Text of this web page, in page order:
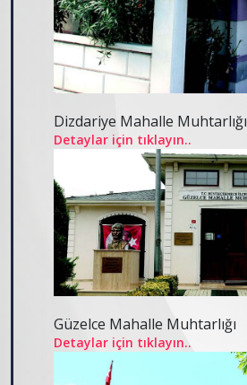
Dizdariye Mahalle Muhtarlığı
Detaylar için tıklayın..
Güzelce Mahalle Muhtarlığı
Detaylar için tıklayın..